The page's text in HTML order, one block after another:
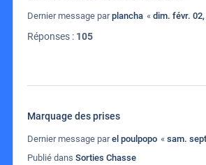
Dernier message parplancha « dim. févr.
Réponses : 105
Marquage des prises
Dernier message parel poulpopo « sam.
Publié dans Sorties Chasse